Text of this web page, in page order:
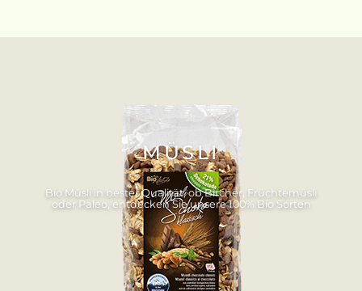
MÜSLI
Bio Müsli in bester Qualität, ob Bircher, Früchtemüsli
oder Paleo, entdecken Sie unsere 100% Bio Sorten